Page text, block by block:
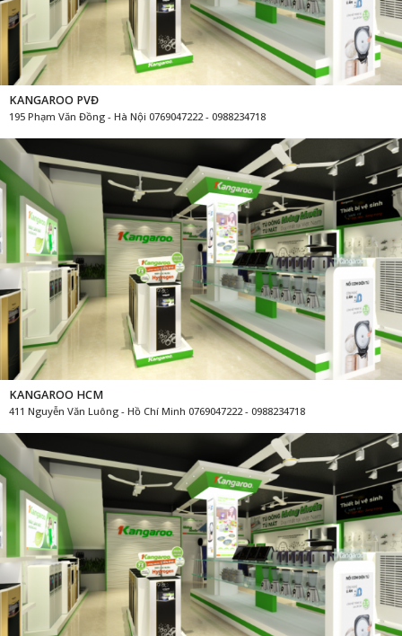
KANGAROO PVĐ
195 Phạm Văn Đồng - Hà Nội 0769047222 - 0988234718
KANGAROO HCM
411 Nguyễn Văn Luông - Hồ Chí Minh 0769047222 - 0988234718